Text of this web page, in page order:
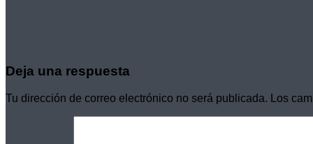
Deja una respuesta
Tu dirección de correo electrónico no será publicada. Los